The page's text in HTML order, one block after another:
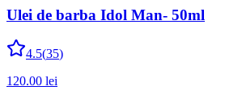
Ulei de barba Idol Man- 50ml
4.5(35)
120.00 lei